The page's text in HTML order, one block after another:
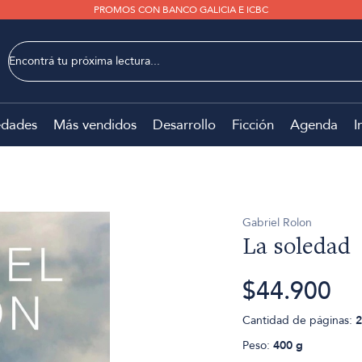
PROMOS CON BANCO GALICIA E ICBC
Más vendidos Desarrollo Ficción Agenda
Gabriel Rolon
La soledad
$44.900
Cantidad de páginas:
Peso: 400 g